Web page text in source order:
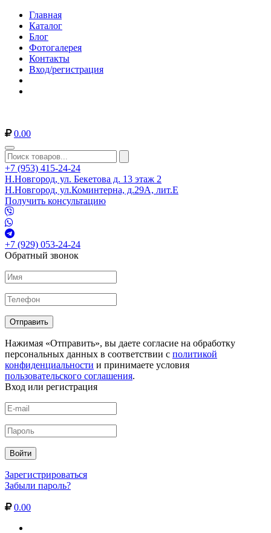
Главная
Каталог
Блог
Фотогалерея
Контакты
Вход/регистрация
0.00
+7 (953) 415-24-24
Н.Новгород, ул. Бекетова д. 13 этаж 2
Н.Новгород, ул.Коминтерна, д.29А, лит.Е
Получить консультацию
+7 (929) 053-24-24
Обратный звонок
Нажимая «Отправить», вы даете согласие на обработку
персональных данных в соответствии с политикой
конфиденциальности и принимаете условия
пользовательского соглашения.
Вход или регистрация
Зарегистрироваться
Забыли пароль?
0.00